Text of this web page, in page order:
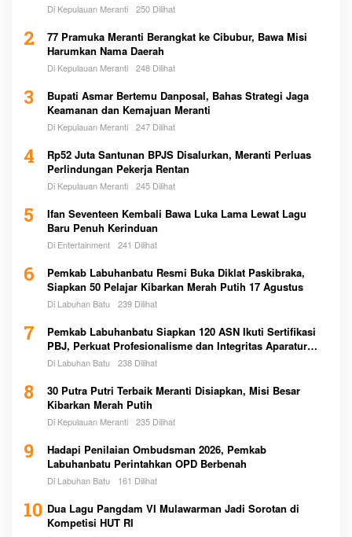
Di Kepulauan Meranti 250 Dilihat
2
77 Pramuka Meranti Berangkat ke Cibubur, Bawa Misi
Harumkan Nama Daerah
Di Kepulauan Meranti 248 Dilihat
3
Bupati Asmar Bertemu Danposal, Bahas Strategi Jaga
Keamanan dan Kemajuan Meranti
Di Kepulauan Meranti 247 Dilihat
4
Rp52 Juta Santunan BPJS Disalurkan, Meranti Perluas
Perlindungan Pekerja Rentan
Di Kepulauan Meranti 245 Dilihat
5
Ifan Seventeen Kembali Bawa Luka Lama Lewat Lagu
Baru Penuh Kerinduan
Di Entertainment 241 Dilihat
6
Pemkab Labuhanbatu Resmi Buka Diklat Paskibraka,
Siapkan 50 Pelajar Kibarkan Merah Putih 17 Agustus
Di Labuhan Batu 239 Dilihat
7
Pemkab Labuhanbatu Siapkan 120 ASN Ikuti Sertifikasi
PBJ, Perkuat Profesionalisme dan Integritas Aparatur
Pemerintah
Di Labuhan Batu 238 Dilihat
8
30 Putra Putri Terbaik Meranti Disiapkan, Misi Besar
Kibarkan Merah Putih
Di Kepulauan Meranti 235 Dilihat
9
Hadapi Penilaian Ombudsman 2026, Pemkab
Labuhanbatu Perintahkan OPD Berbenah
Di Labuhan Batu 161 Dilihat
10 Dua Lagu Pangdam VI Mulawarman Jadi Sorotan di
Kompetisi HUT RI